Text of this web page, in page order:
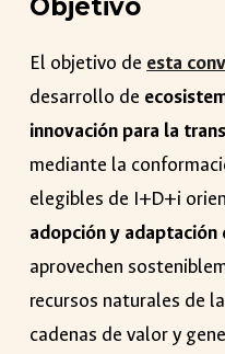
Objetivo
El objetivo de esta
desarrollo de
innovación para la
mediante la
elegibles de I+D+i
adopción y
aprovechen
recursos naturales de
cadenas de valor y